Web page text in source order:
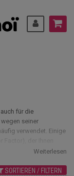
für die
seiner
verwendet. Einige
In unserem
Weiterlesen
SORTIEREN / FILTERN